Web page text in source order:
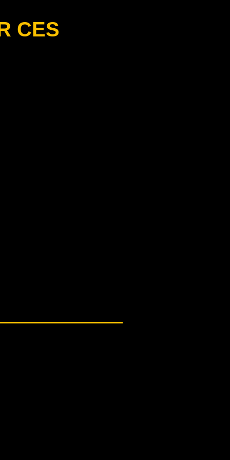
CES